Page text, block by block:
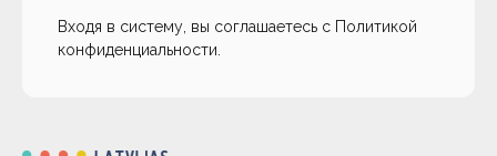
Входя в систему, вы соглашаетесь с Политикой
конфиденциальности